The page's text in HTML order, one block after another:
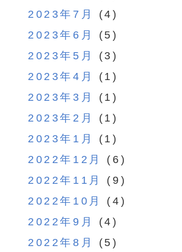
2023年7月
(4)
2023年6月
(5)
2023年5月
(3)
2023年4月
(1)
2023年3月
(1)
2023年2月
(1)
2023年1月
(1)
2022年12月
(6)
2022年11月
(9)
2022年10月
(4)
2022年9月
(4)
2022年8月
(5)